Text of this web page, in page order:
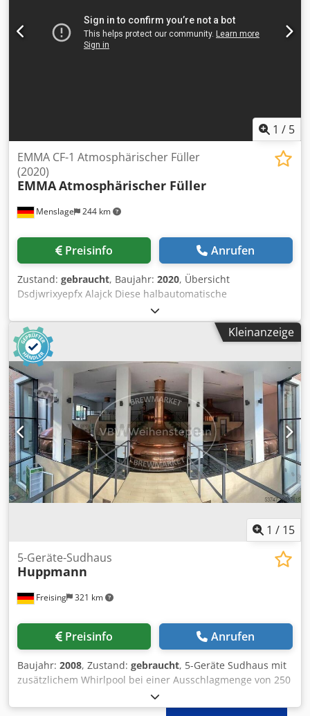
Anfrage umgehend bereitgestellt werden.
1 / 5
Menslage 244 km
EMMA CF-1 Atmosphärischer Füller
(2020)
EMMAAtmosphärischer Füller
Preisinfo Anrufen
Zustand: gebraucht, Baujahr: 2020, Übersicht
Dsdjwrixyepfx Alajck Diese halbautomatische
Dosenfüllmaschine wurde 2020 vom italienischen
Hersteller EMMA SRL gebaut und befindet sich in
ausgezeichnetem Zustand, da sie regelmäßig vom
Hersteller gewartet wurde. Die Maschine ist sofort
verfügbar und wird aufgrund einer Kapazitätserweiterung
durch ein größeres Modell desselben Herstellers verkauft.
Technische Details - Leistung: ca. 350–400 Dosen pro
Stunde - Formate: 330 ml (Sleek); Formatteile für 440 ml
inklusive - Füllsystem: Isobarisch mit CO₂-Vorentlüftung,
CO₂-Tunnel, CO₂-Deckelbegasung - Verschließung:
Integrierter Einzelkopf-Dosenseamer - Stromversorgung:
0,8 kW, 220V, 50 Hz - Druckluftverbrauch: 180 L/min bei 6
bar - Maße (L x B x H): 1100 x 1130 x 1160 mm - Gewicht:
280 kg
Kleinanzeige
1 / 15
Freising 321 km
5-Geräte-Sudhaus
Huppmann
Preisinfo Anrufen
Baujahr: 2008, Zustand: gebraucht, 5-Geräte Sudhaus mit
zusätzlichem Whirlpool bei einer Ausschlagmenge von 250
hl bei 12° Plato Das Sudhaus besteht aus einer
Maischebottichpfanne, einer Maischepfanne, einem